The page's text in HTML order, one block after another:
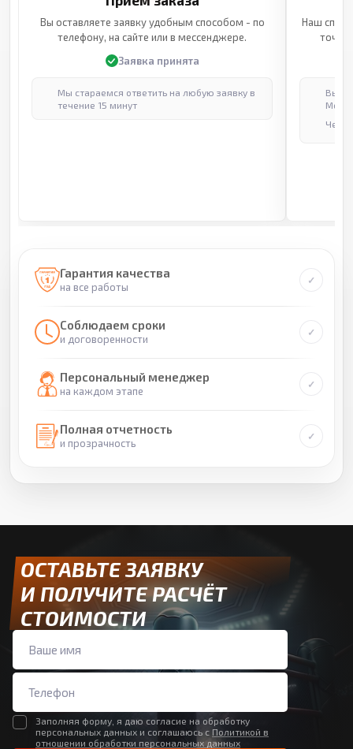
Вы оставляете заявку удобным способом - по
телефону, на сайте или в мессенджере.
Заявка принята
Мы стараемся ответить на любую заявку в
течение 15 минут
Наш
Гарантия качества
на все работы
Соблюдаем сроки
и договоренности
Персональный менеджер
на каждом этапе
Полная отчетность
и прозрачность
ОСТАВЬТЕ ЗАЯВКУ
И ПОЛУЧИТЕ РАСЧЁТ
СТОИМОСТИ
Заполняя форму, я даю согласие на обработку
персональных данных и соглашаюсь с Политикой в
отношении обработки персональных данных